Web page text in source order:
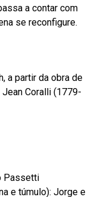
a contar com
se reconfigure.
a partir da obra de
Coralli (1779-
Passetti
e túmulo): Jorge e